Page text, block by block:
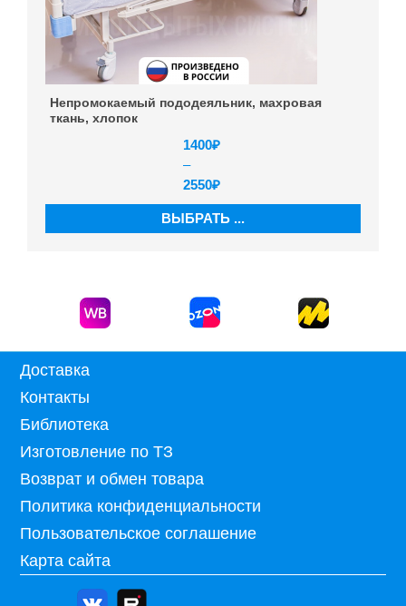
Непромокаемый пододеяльник, махровая
ткань, хлопок
1400₽
–
2550₽
ВЫБРАТЬ ...
Доставка
Контакты
Библиотека
Изготовление по ТЗ
Возврат и обмен товара
Политика конфиденциальности
Пользовательское соглашение
Карта сайта